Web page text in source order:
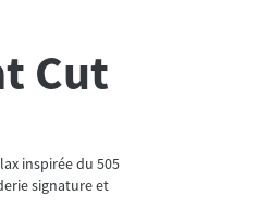
Cut
inspirée du 505
signature et